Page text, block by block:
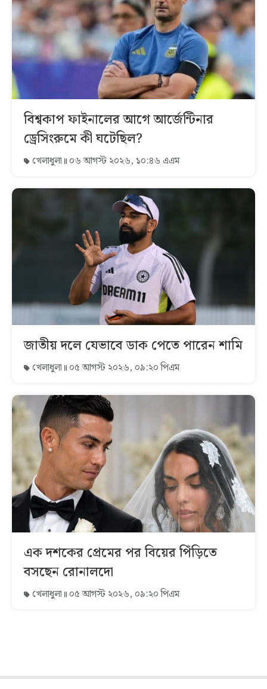
বিশ্বকাপ ফাইনালের আগে আর্জেন্টিনার
ড্রেসিংরুমে কী ঘটেছিল?
খেলাধুলা ০৬ আগস্ট ২০২৬, ১০:৪৬ এএম
জাতীয় দলে যেভাবে ডাক পেতে পারেন শামি
খেলাধুলা ০৫ আগস্ট ২০২৬, ০৯:২০ পিএম
এক দশকের প্রেমের পর বিয়ের পিঁড়িতে
বসছেন রোনালদো
খেলাধুলা ০৫ আগস্ট ২০২৬, ০৯:২০ পিএম